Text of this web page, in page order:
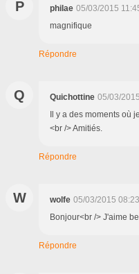
P philae 05/03/2015
magnifique
Répondre
Q Quichottine 05/03/
Il y a des moments où
<br /> Amitiés.
Répondre
W wolfe 05/03/2015 08:23
Bonjour<br /> J'aime
Répondre